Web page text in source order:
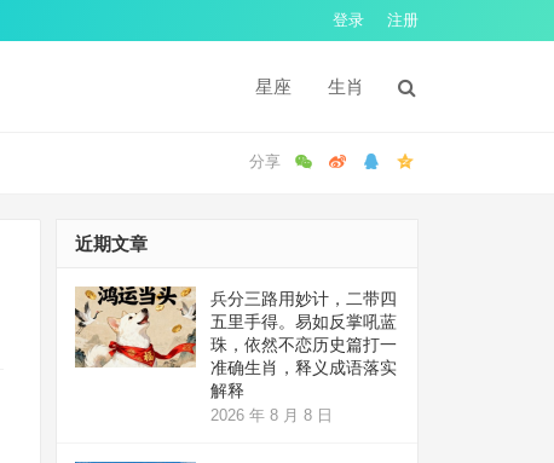
登录 注册
星座 生肖
近期文章
兵分三路用妙计，二带四
五里手得。易如反掌吼蓝
珠，依然不恋历史篇打一
准确生肖，释义成语落实
解释
2026 年 8 月 8 日